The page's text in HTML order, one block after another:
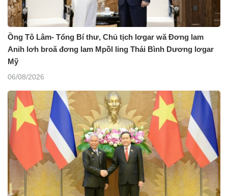
Ồng Tô Lâm- Tổng Bí thư, Chủ tịch lơgar wă Đơng lam
Anih lơh broă đơng lam Mpồl ling Thái Bình Dương lơgar
Mỹ
06/08/2026